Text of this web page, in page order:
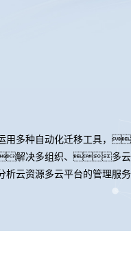
用多种自动化迁移工具，
解决多组织、多云
析云资源多云平台的管